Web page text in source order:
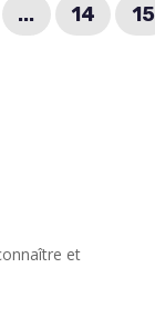
... 14 15
et